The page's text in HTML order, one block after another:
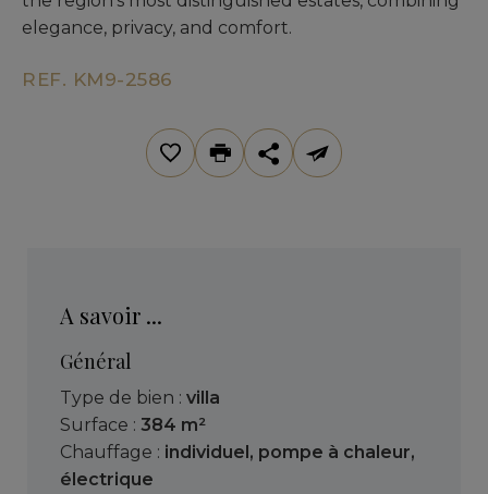
elegance, privacy, and comfort.
REF. KM9-2586
A savoir ...
Général
Type de bien : villa
Surface : 384 m²
Chauffage : individuel, pompe à chaleur,
électrique